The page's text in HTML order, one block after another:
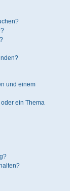
und einem
ein Thema